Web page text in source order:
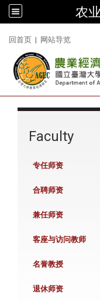
农
回首页 | 网站导览
Faculty
专任师资
合聘师资
兼任师资
客座与访问教师
名誉教授
退休师资